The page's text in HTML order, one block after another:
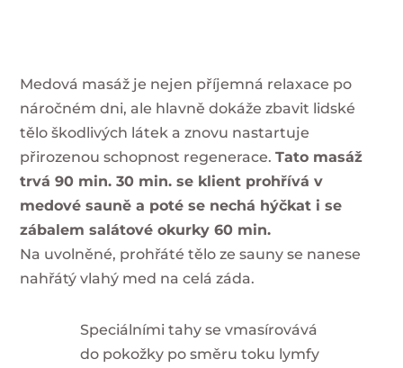
Medová masáž je nejen příjemná relaxace po
náročném dni, ale hlavně dokáže zbavit lidské
tělo škodlivých látek a znovu nastartuje
přirozenou schopnost regenerace.Tato masáž
trvá 90 min. 30 min. se klient prohřívá v
medové sauně a poté se nechá hýčkat i se
zábalem salátové okurky 60 min.
Na uvolněné, prohřáté tělo ze sauny se nanese
nahřátý vlahý med na celá záda.
Speciálními tahy se vmasírovává
do pokožky po směru toku lymfy